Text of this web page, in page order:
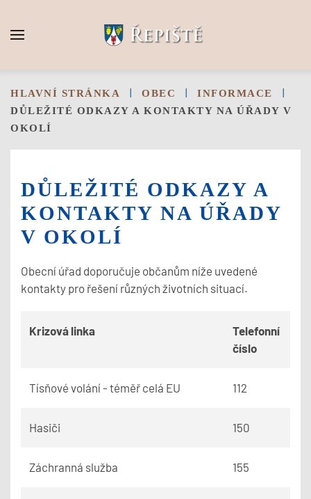
Skip to main content
HLAVNÍ STRÁNKA OBEC
INFORMACE
DŮLEŽITÉ ODKAZY A KONTAKTY NA ÚŘADY V
OKOLÍ
DŮLEŽITÉ ODKAZY A
KONTAKTY NA ÚŘADY
V OKOLÍ
Obecní úřad doporučuje občanům níže uvedené
kontakty pro řešení různých životních situací.
Krizová linka
Telefonní
číslo
Tísňové volání - téměř celá EU 112
Hasiči 150
Záchranná služba 155